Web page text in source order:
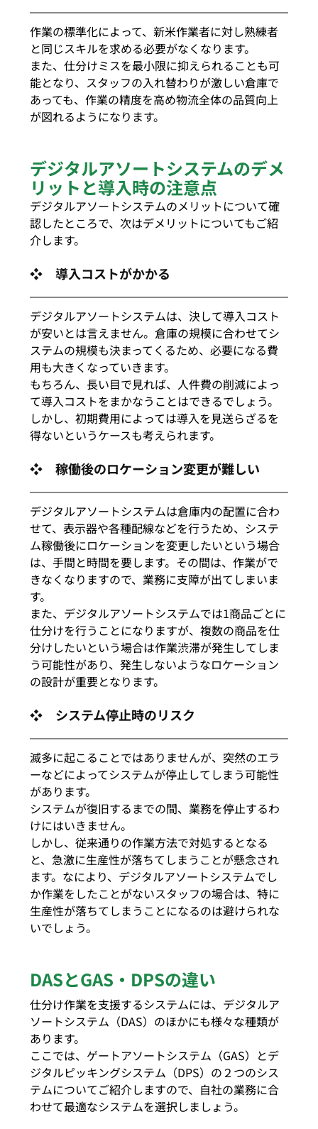
作業の標準化によって、新米作業者に対し熟練者
と同じスキルを求める必要がなくなります。
また、仕分けミスを最小限に抑えられることも可
能となり、スタッフの入れ替わりが激しい倉庫で
あっても、作業の精度を高め物流全体の品質向上
が図れるようになります。
デジタルアソートシステムのデメ
リットと導入時の注意点
デジタルアソートシステムのメリットについて確
認したところで、次はデメリットについてもご紹
介します。
❖　導入コストがかかる
デジタルアソートシステムは、決して導入コスト
が安いとは言えません。倉庫の規模に合わせてシ
ステムの規模も決まってくるため、必要になる費
用も大きくなっていきます。
もちろん、長い目で見れば、人件費の削減によっ
て導入コストをまかなうことはできるでしょう。
しかし、初期費用によっては導入を見送らざるを
得ないというケースも考えられます。
❖　稼働後のロケーション変更が難しい
デジタルアソートシステムは倉庫内の配置に合わ
せて、表示器や各種配線などを行うため、システ
ム稼働後にロケーションを変更したいという場合
は、手間と時間を要します。その間は、作業がで
きなくなりますので、業務に支障が出てしまいま
す。
また、デジタルアソートシステムでは1商品ごとに
仕分けを行うことになりますが、複数の商品を仕
分けしたいという場合は作業渋滞が発生してしま
う可能性があり、発生しないようなロケーション
の設計が重要となります。
❖　システム停止時のリスク
滅多に起こることではありませんが、突然のエラ
ーなどによってシステムが停止してしまう可能性
があります。
システムが復旧するまでの間、業務を停止するわ
けにはいきません。
しかし、従来通りの作業方法で対処するとなる
と、急激に生産性が落ちてしまうことが懸念され
ます。なにより、デジタルアソートシステムでし
か作業をしたことがないスタッフの場合は、特に
生産性が落ちてしまうことになるのは避けられな
いでしょう。
DASとGAS・DPSの違い
仕分け作業を支援するシステムには、デジタルア
ソートシステム（DAS）のほかにも様々な種類が
あります。
ここでは、ゲートアソートシステム（GAS）とデ
ジタルピッキングシステム（DPS）の２つのシス
テムについてご紹介しますので、自社の業務に合
わせて最適なシステムを選択しましょう。